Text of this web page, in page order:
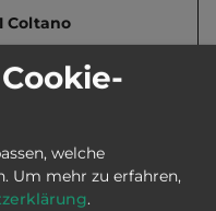
Coltano
Sofia 6
welche
Um mehr zu erfahren,
.